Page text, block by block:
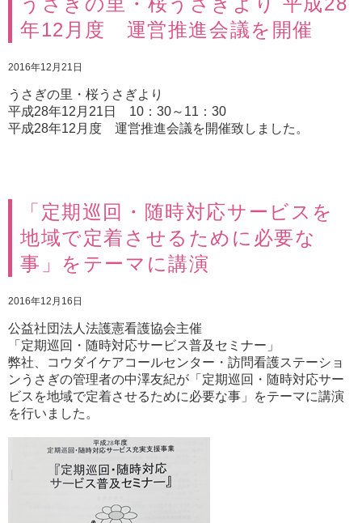
年12月度 運営推進会議を開催
2016年12月21日
うさぎの里・桜うさぎより
平成28年12月21日 10：30～11：30
平成28年12月度 運営推進会議を開催致しました。
「定期巡回・随時対応サービスを
地域で定着させるために必要な
事」をテーマに講演
2016年12月16日
公益社団法人法護憲看護協会主催
「定期巡回・随時対応サービス普及セミナー」
弊社、コウダイケアコールセンター・訪問看護ステーショ
ンうさぎの管理者の中澤友紀が「定期巡回・随時対応サー
ビスを地域で定着させるために必要な事」をテーマに講演
を行いました。